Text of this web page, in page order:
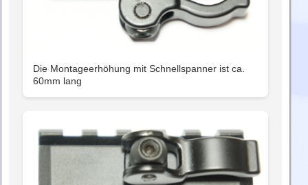
Die Montageerhöhung mit Schnellspanner ist ca.
60mm lang